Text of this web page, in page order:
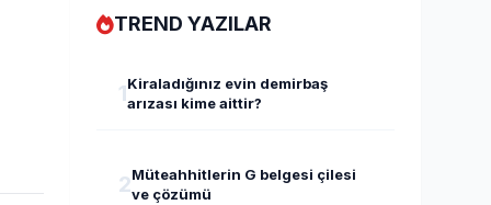
TREND YAZILAR
1Kiraladığınız evin demirbaş
arızası kime aittir?
2Müteahhitlerin G belgesi çilesi
ve çözümü